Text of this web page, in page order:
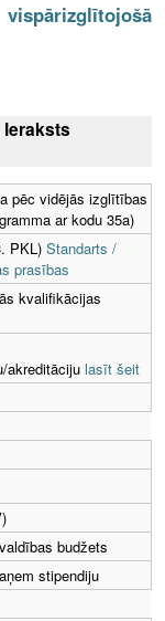
Ieraksts
pēc vidējās izglītības
ar kodu 35a)
PKL) Standarts /
prasības
kvalifikācijas
akreditāciju lasīt šeit
budžets
stipendiju